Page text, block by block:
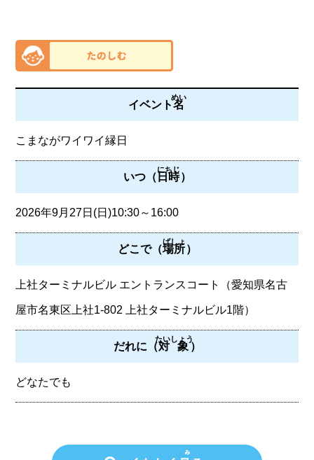
イベント名
めい
こまながワイワイ縁日
いつ（日時
にちじ
）
2026年9月27日(日)10:30～16:00
どこで（場所
ばしょ
）
上社ターミナルビル エントランスコート（愛知県名古
屋市名東区上社1-802 上社ターミナルビル1階）
だれに（対象
たいしょう
）
どなたでも